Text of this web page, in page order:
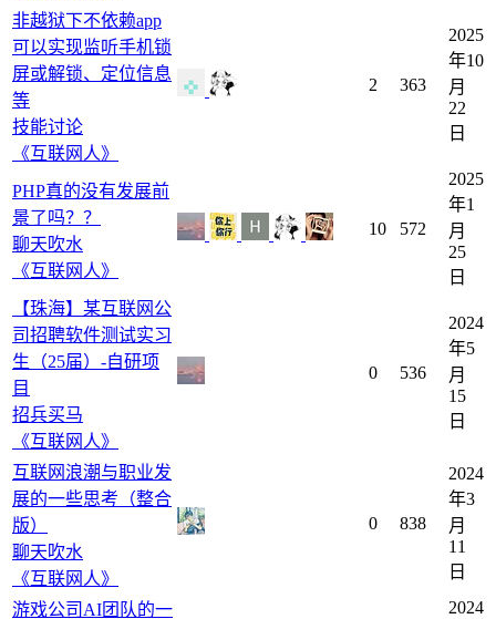
非越狱下不依赖app
可以实现监听手机锁
屏或解锁、定位信息
等
技能讨论
《互联网人》
2 363
2025
年10
月
22
日
PHP真的没有发展前
景了吗？？
聊天吹水
《互联网人》
10 572
2025
年1
月
25
日
【珠海】某互联网公
司招聘软件测试实习
生（25届）-自研项
目
招兵买马
《互联网人》
0 536
2024
年5
月
15
日
互联网浪潮与职业发
展的一些思考（整合
版）
聊天吹水
《互联网人》
0 838
2024
年3
月
11
日
游戏公司AI团队的一
2024